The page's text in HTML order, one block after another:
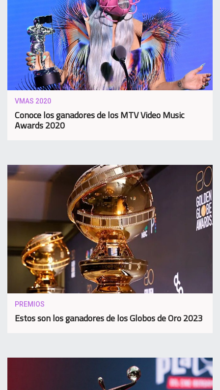
VMAS 2020
Conoce los ganadores de los MTV Video Music
Awards 2020
PREMIOS
Estos son los ganadores de los Globos de Oro 2023